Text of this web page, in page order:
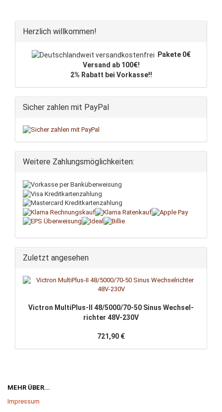
Herzlich willkommen!
Pakete 0€
Versand ab 100€!
2% Rabatt bei Vorkasse!!
Sicher zahlen mit PayPal
Weitere Zahlungsmöglichkeiten:
Zuletzt angesehen
Vic­tron MultiPlus-​II 48/5000/70-50 Sinus Wech­sel­
rich­ter 48V-​230V
721,90 €
MEHR ÜBER...
Impressum